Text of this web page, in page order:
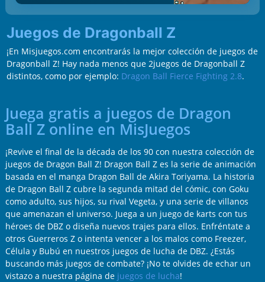
Juegos de Dragonball Z
¡En Misjuegos.com encontrarás la mejor colección de juegos de
Dragonball Z! Hay nada menos que 2juegos de Dragonball Z
distintos, como por ejemplo: Dragon Ball Fierce Fighting 2.8.
Juega gratis a juegos de Dragon
Ball Z online en MisJuegos
¡Revive el final de la década de los 90 con nuestra colección de
juegos de Dragon Ball Z! Dragon Ball Z es la serie de animación
basada en el manga Dragon Ball de Akira Toriyama. La historia
de Dragon Ball Z cubre la segunda mitad del cómic, con Goku
como adulto, sus hijos, su rival Vegeta, y una serie de villanos
que amenazan el universo. Juega a un juego de karts con tus
héroes de DBZ o diseña nuevos trajes para ellos. Enfréntate a
otros Guerreros Z o intenta vencer a los malos como Freezer,
Célula y Bubú en nuestros juegos de lucha de DBZ. ¿Estás
buscando más juegos de combate? ¡No te olvides de echar un
vistazo a nuestra página de juegos de lucha!